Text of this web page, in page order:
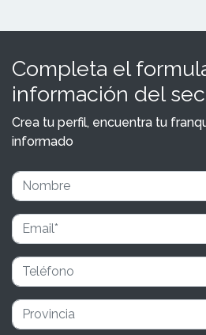
Completa el
información del
Crea tu perfil, encuentra tu
informado